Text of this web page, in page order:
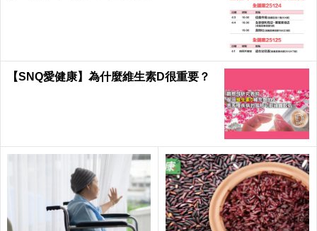
【SNQ愛健康】為什麼維生素D很重要？